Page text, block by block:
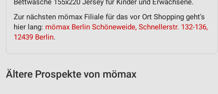
Zur nächsten mömax Filiale für das vor Ort Shopping geht's
hier lang: mömax Berlin Schöneweide, Schnellerstr. 132-136,
12439 Berlin.
Ältere Prospekte von mömax
Werbung